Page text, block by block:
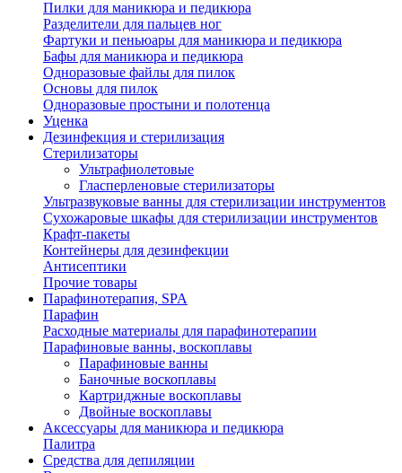
Пилки для маникюра и педикюра
Разделители для пальцев ног
Фартуки и пеньюары для маникюра и педикюра
Бафы для маникюра и педикюра
Одноразовые файлы для пилок
Основы для пилок
Одноразовые простыни и полотенца
Уценка
Дезинфекция и стерилизация
Стерилизаторы
Ультрафиолетовые
Гласперленовые стерилизаторы
Ультразвуковые ванны для стерилизации инструментов
Сухожаровые шкафы для стерилизации инструментов
Крафт-пакеты
Контейнеры для дезинфекции
Антисептики
Прочие товары
Парафинотерапия, SPA
Парафин
Расходные материалы для парафинотерапии
Парафиновые ванны, воскоплавы
Парафиновые ванны
Баночные воскоплавы
Картриджные воскоплавы
Двойные воскоплавы
Аксессуары для маникюра и педикюра
Палитра
Средства для депиляции